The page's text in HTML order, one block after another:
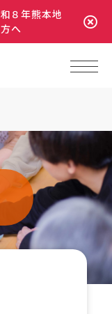
８年熊本地
へ